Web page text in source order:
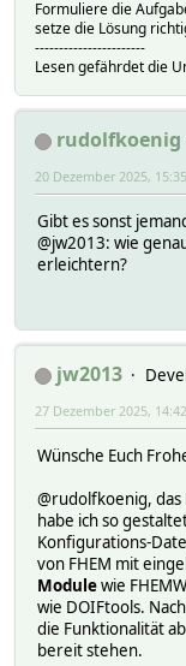
Formuliere die
setze die Lösung
-----------------------
Lesen gefährdet die
rudolfkoenig
20 Dezember 2025,
Gibt es sonst
@jw2013: wie
erleichtern?
jw2013
27 Dezember 2025,
Wünsche Euch
@rudolfkoenig, das
habe ich so
Konfigurations-
von FHEM mit
Modulewie
wie DOIFtools.
die Funktionalität
bereit stehen.